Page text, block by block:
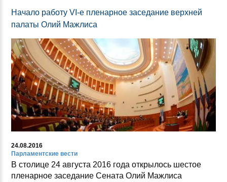
Начало работу VI-е пленарное заседание верхней
палаты Олий Мажлиса
24.08.2016
Парламентские вести
В столице 24 августа 2016 года открылось шестое
пленарное заседание Сената Олий Мажлиса